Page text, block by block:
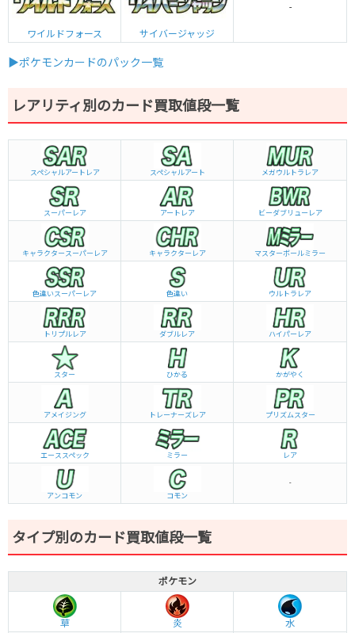
ワイルドフォース サイバージャッジ
-
▶ポケモンカードのパック一覧
レアリティ別のカード買取値段一覧
スペシャルアートレア スペシャルアート メガウルトラレア
スーパーレア アートレア ビーダブリュー レア
キャラクタースーパーレア キャラクターレア マスターボールミラー
色違いスーパーレア 色違い ウルトラレア
トリプルレア ダブルレア ハイパーレア
スター ひかる かがやく
アメイジング トレーナーズレア プリズムスター
エーススペック ミラー レア
アンコモン コモン
-
タイプ別のカード買取値段一覧
ポケモン
草 炎 水